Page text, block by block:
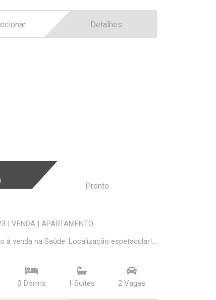
Detalhes
Pronto
| VENDA | APARTAMENTO
à venda na Saúde. Localização espetacular!...
3 Dorms 1 Suí­tes 2 Vagas